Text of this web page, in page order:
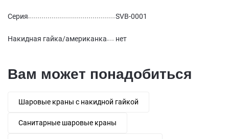
Серия SVB-0001
Накидная гайка/американка нет
Вам может понадобиться
Шаровые краны с накидной гайкой
Санитарные шаровые краны